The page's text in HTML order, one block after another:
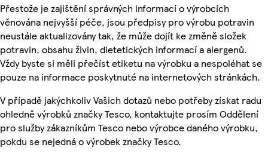
Přestože je zajištění správných informací o výrobcích
věnována nejvyšší péče, jsou předpisy pro výrobu potravin
neustále aktualizovány tak, že může dojít ke změně složek
potravin, obsahu živin, dietetických informací a alergenů.
Vždy byste si měli přečíst etiketu na výrobku a nespoléhat se
pouze na informace poskytnuté na internetových stránkách.
V případě jakýchkoliv Vašich dotazů nebo potřeby získat radu
ohledně výrobků značky Tesco, kontaktujte prosím Oddělení
pro služby zákazníkům Tesco nebo výrobce daného výrobku,
pokdu se nejedná o výrobek značky Tesco.